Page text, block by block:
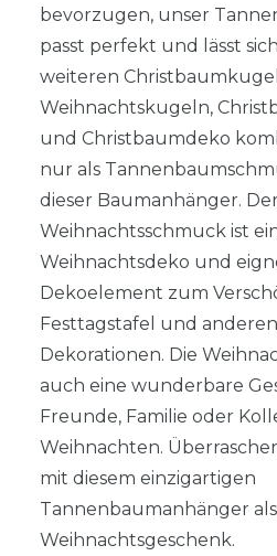
bevorzugen, unser
passt perfekt und lässt
weiteren
Weihnachtskugeln,
und Christbaumdeko
nur als
dieser Baumanhänger.
Weihnachtsschmuck ist
Weihnachtsdeko und
Dekoelement zum
Festtagstafel und
Dekorationen. Die
auch eine wunderbare
Freunde, Familie oder
Weihnachten.
mit diesem einzigartigen
Tannenbaumanhänger als
Weihnachtsgeschenk.